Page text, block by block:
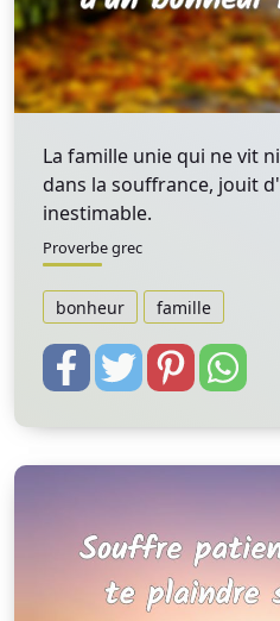
La famille unie qui ne vit
dans la souffrance, jouit
inestimable.
Proverbe grec
bonheur famille